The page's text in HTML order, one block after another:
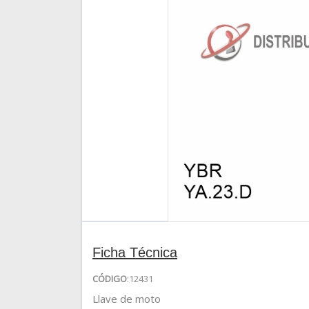
Ficha Técnica
CÓDIGO:12431
Llave de moto